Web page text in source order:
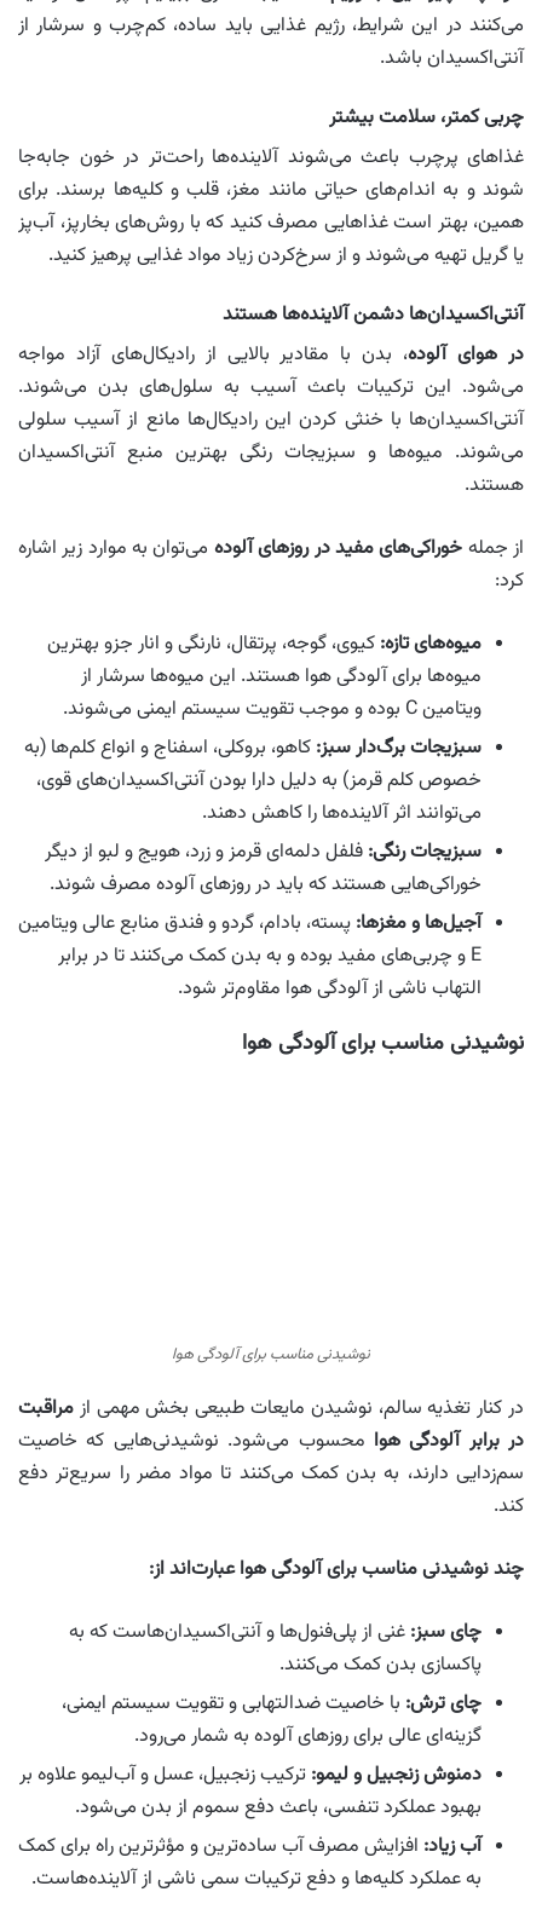
می‌کنند در این شرایط، رژیم غذایی باید ساده، کم‌چرب و سرشار از
آنتی‌اکسیدان‌ باشد.
چربی کمتر، سلامت بیشتر
غذاهای پرچرب باعث می‌شوند آلاینده‌ها راحت‌تر در خون جابه‌جا
شوند و به اندام‌های حیاتی مانند مغز، قلب و کلیه‌ها برسند. برای
همین، بهتر است غذاهایی مصرف کنید که با روش‌های بخارپز، آب‌پز
یا گریل تهیه می‌شوند و از سرخ‌کردن زیاد مواد غذایی پرهیز کنید.
آنتی‌اکسیدان‌ها دشمن آلاینده‌ها هستند
در هوای آلوده، بدن با مقادیر بالایی از رادیکال‌های آزاد مواجه
می‌شود. این ترکیبات باعث آسیب به سلول‌های بدن می‌شوند.
آنتی‌اکسیدان‌ها با خنثی کردن این رادیکال‌ها مانع از آسیب سلولی
می‌شوند. میوه‌ها و سبزیجات رنگی بهترین منبع آنتی‌اکسیدان
هستند.
از جمله خوراکی‌های مفید در روزهای آلوده می‌توان به موارد زیر اشاره
کرد:
میوه‌های تازه: کیوی، گوجه، پرتقال، نارنگی و انار جزو بهترین
میوه‌ها برای آلودگی هوا هستند. این میوه‌ها سرشار از
ویتامین C بوده و موجب تقویت سیستم ایمنی می‌شوند.
سبزیجات برگ‌دار سبز: کاهو، بروکلی، اسفناج و انواع کلم‌ها (به
خصوص کلم قرمز) به دلیل دارا بودن آنتی‌اکسیدان‌های قوی،
می‌توانند اثر آلاینده‌ها را کاهش دهند.
سبزیجات رنگی: فلفل دلمه‌ای قرمز و زرد، هویج و لبو از دیگر
خوراکی‌هایی هستند که باید در روزهای آلوده مصرف شوند.
آجیل‌ها و مغزها: پسته، بادام، گردو و فندق منابع عالی ویتامین
E و چربی‌های مفید بوده و به بدن کمک می‌کنند تا در برابر
التهاب ناشی از آلودگی هوا مقاوم‌تر شود.
نوشیدنی مناسب برای آلودگی هوا
نوشیدنی مناسب برای آلودگی هوا
در کنار تغذیه سالم، نوشیدن مایعات طبیعی بخش مهمی از مراقبت
در برابر آلودگی هوا محسوب می‌شود. نوشیدنی‌هایی که خاصیت
سم‌زدایی دارند، به بدن کمک می‌کنند تا مواد مضر را سریع‌تر دفع
کند.
چند نوشیدنی مناسب برای آلودگی هوا عبارت‌اند از:
چای سبز: غنی از پلی‌فنول‌ها و آنتی‌اکسیدان‌هاست که به
پاکسازی بدن کمک می‌‎کنند.
چای ترش: با خاصیت ضدالتهابی و تقویت سیستم ایمنی،
گزینه‌ای عالی برای روزهای آلوده به شمار می‌رود.
دمنوش زنجبیل و لیمو: ترکیب زنجبیل، عسل و آب‌لیمو علاوه بر
بهبود عملکرد تنفسی، باعث دفع سموم از بدن می‌شود.
آب زیاد: افزایش مصرف آب ساده‌ترین و مؤثرترین راه برای کمک
به عملکرد کلیه‌ها و دفع ترکیبات سمی ناشی از آلاینده‌هاست.